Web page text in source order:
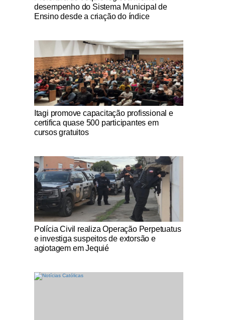
desempenho do Sistema Municipal de
Ensino desde a criação do índice
Notícias Católicas
Itagi promove capacitação profissional e
certifica quase 500 participantes em
cursos gratuitos
Notícias Católicas
Polícia Civil realiza Operação Perpetuatus
e investiga suspeitos de extorsão e
agiotagem em Jequié